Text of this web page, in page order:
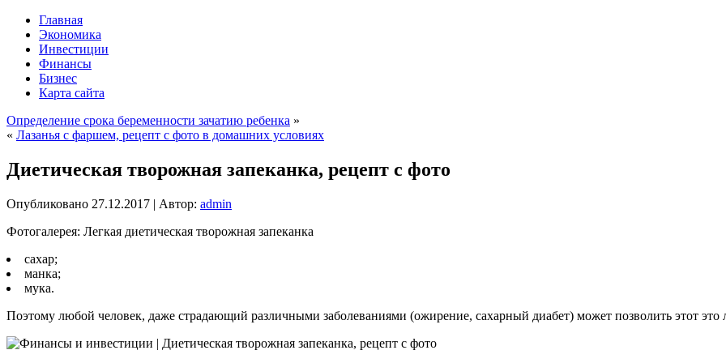
Главная
Экономика
Инвестиции
Финансы
Бизнес
Карта сайта
Определение срока беременности зачатию ребенка »
« Лазанья с фаршем, рецепт с фото в домашних условиях
Диетическая творожная запеканка, рецепт с фото
Опубликовано 27.12.2017 | Автор: admin
Фотогалерея: Легкая диетическая творожная запеканка
сахар;
манка;
мука.
Поэтому любой человек, даже страдающий различными заболеваниями (ожирение, сахарный диабет) может позволить этот это